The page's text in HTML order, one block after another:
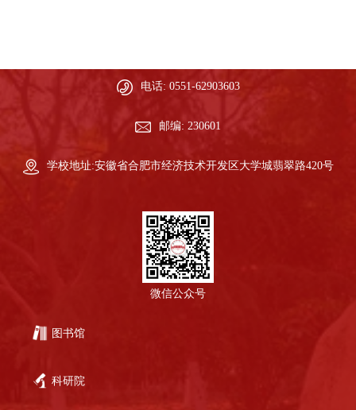
电话: 0551-62903603
邮编: 230601
学校地址:安徽省合肥市经济技术开发区大学城翡翠路420号
微信公众号
图书馆
科研院